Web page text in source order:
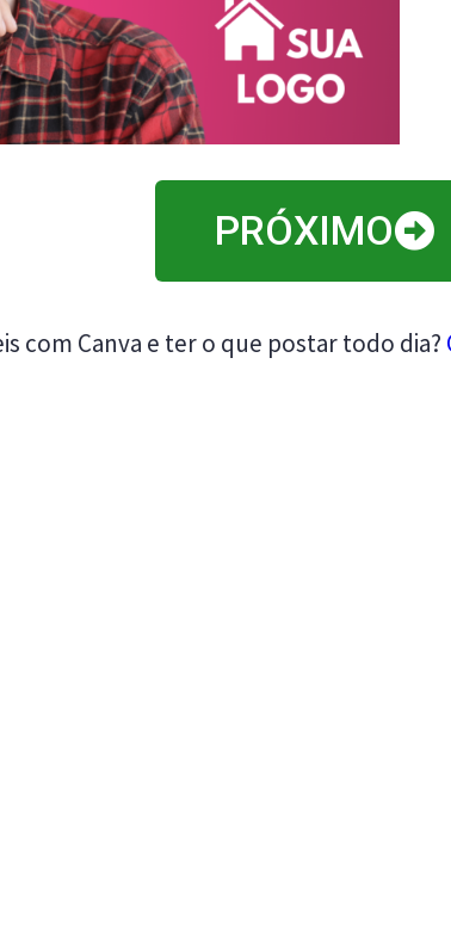
PRÓXIMO
com Canva e ter o que postar todo dia?